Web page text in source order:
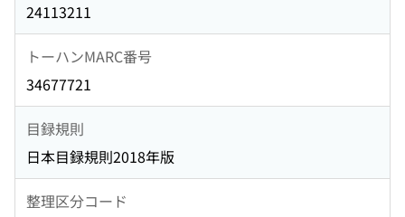
24113211
トーハンMARC番号
34677721
目録規則
日本目録規則2018年版
整理区分コード